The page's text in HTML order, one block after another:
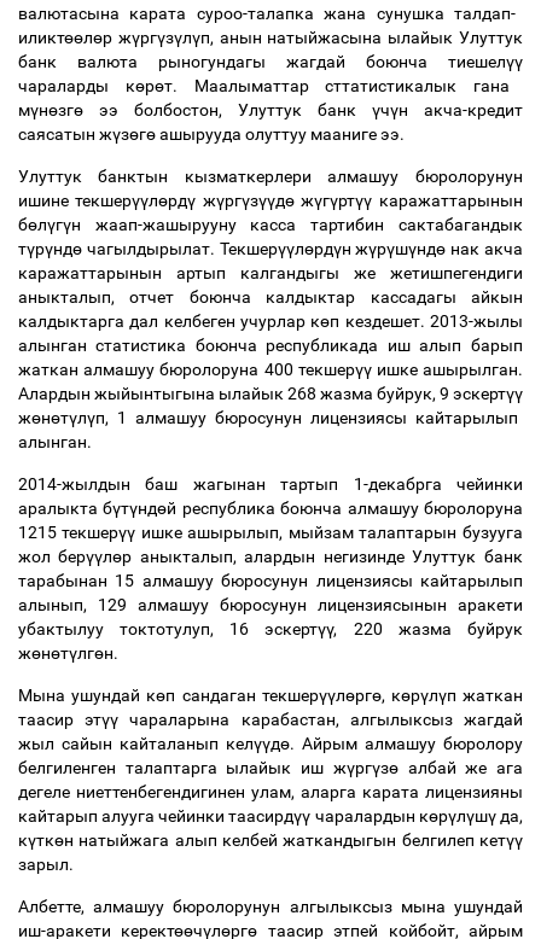
валютасына карата суроо-талапка жана сунушка талдап-
иликтөөлөр жүргүзүлүп, анын натыйжасына ылайык Улуттук
банк валюта рыногундагы жагдай боюнча тиешелүү
чараларды көрөт. Маалыматтар сттатистикалык гана
мүнөзгө ээ болбостон, Улуттук банк үчүн акча-кредит
саясатын жүзөгөашырууда олуттуу мааниге ээ.
Улуттук банктын кызматкерлери алмашуу бюролорунун
ишине текшерүүлөрдү жүргүзүүдө жүгүртүү каражаттарынын
бөлүгүн жаап-жашырууну касса тартибин сактабагандык
түрүндө чагылдырылат. Текшерүүлөрдүн жүрүшүндө нак акча
каражаттарынын артып калгандыгы же жетишпегендиги
аныкталып, отчет боюнча калдыктар кассадагы айкын
калдыктарга дал келбеген учурлар көп кездешет. 2013-жылы
алынган статистика боюнча республикада иш алып барып
жаткан алмашуу бюролоруна 400 текшерүүишке ашырылган.
Алардын жыйынтыгына ылайык 268 жазма буйрук, 9 эскертүү
жөнөтүлүп, 1 алмашуу бюросунун лицензиясы кайтарылып
алынган.
2014-жылдын баш жагынан тартып 1-декабрга чейинки
аралыкта бүтүндөй республика боюнча алмашуу бюролоруна
1215 текшерүү ишке ашырылып, мыйзам талаптарын бузууга
жол берүүлөр аныкталып, алардын негизинде Улуттук банк
тарабынан 15 алмашуу бюросунун лицензиясы кайтарылып
алынып, 129 алмашуу бюросунун лицензиясынын аракети
убактылуу токтотулуп, 16 эскертүү, 220 жазма буйрук
жөнөтүлгөн.
Мына ушундай көп сандаган текшерүүлөргө, көрүлүп жаткан
таасир этүү чараларына карабастан, алгылыксыз жагдай
жыл сайын кайталанып келүүдө. Айрым алмашуу бюролору
белгиленген талаптарга ылайык иш жүргүзөалбай же ага
дегеле ниеттенбегендигинен улам, аларга карата лицензияны
кайтарып алууга чейинки таасирдүү чаралардын көрүлүшүда,
күткөн натыйжага алып келбей жаткандыгын белгилеп кетүү
зарыл.
Албетте, алмашуу бюролорунун алгылыксыз мына ушундай
иш-аракети керектөөчүлөргө таасир этпей койбойт, айрым